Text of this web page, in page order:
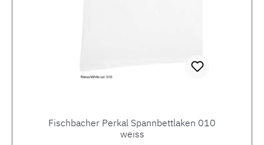
Fischbacher Perkal Spannbettlaken 010
weiss